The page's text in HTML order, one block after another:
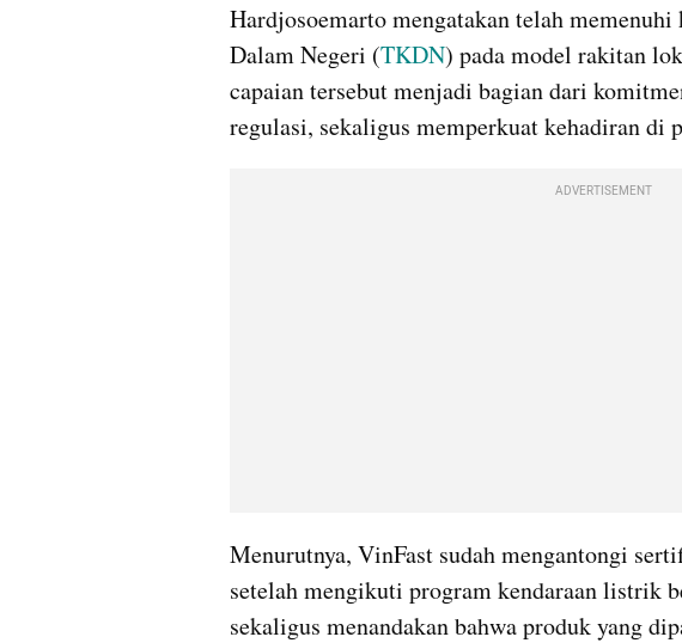
Hardjosoemarto mengatakan telah
Dalam Negeri (TKDN) pada model rakitan
capaian tersebut menjadi bagian dari
regulasi, sekaligus memperkuat kehadiran di
ADVERTISEMENT
Menurutnya, VinFast sudah mengantongi
setelah mengikuti program kendaraan listrik
sekaligus menandakan bahwa produk yang